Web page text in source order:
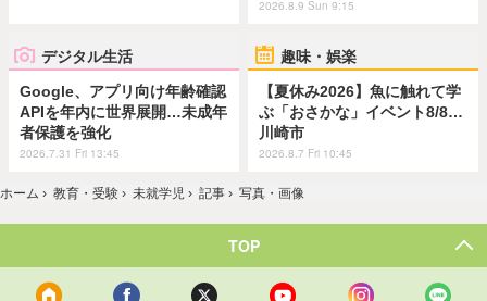
2026.8.9 Sun 9:15
デジタル生活
Google、アプリ向け年齢確認
APIを年内に世界展開…未成年
者保護を強化
2026.7.31 Fri 13:45
趣味・娯楽
【夏休み2026】魚に触れて学
ぶ「おさかな」イベント8/8…
川崎市
2026.8.7 Fri 10:45
ホーム › 教育・受験 › 未就学児 › 記事 › 写真・画像
TOP